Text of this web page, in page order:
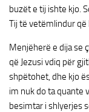
buzët e tij ishte kjo.
Tij të vetëmlindur që
Menjëherë e dija se
që Jezusi vdiq për
shpëtohet, dhe kjo
im nuk do ta quante
besimtar i shlyerjes